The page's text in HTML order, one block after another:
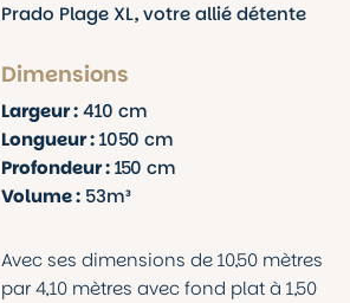
Prado Plage XL, votre allié détente
Dimensions
Largeur :410 cm
Longueur :1050 cm
Profondeur :150 cm
Volume :53m³
Avec ses dimensions de 10,50 mètres
par 4,10 mètres avec fond plat à 1,50